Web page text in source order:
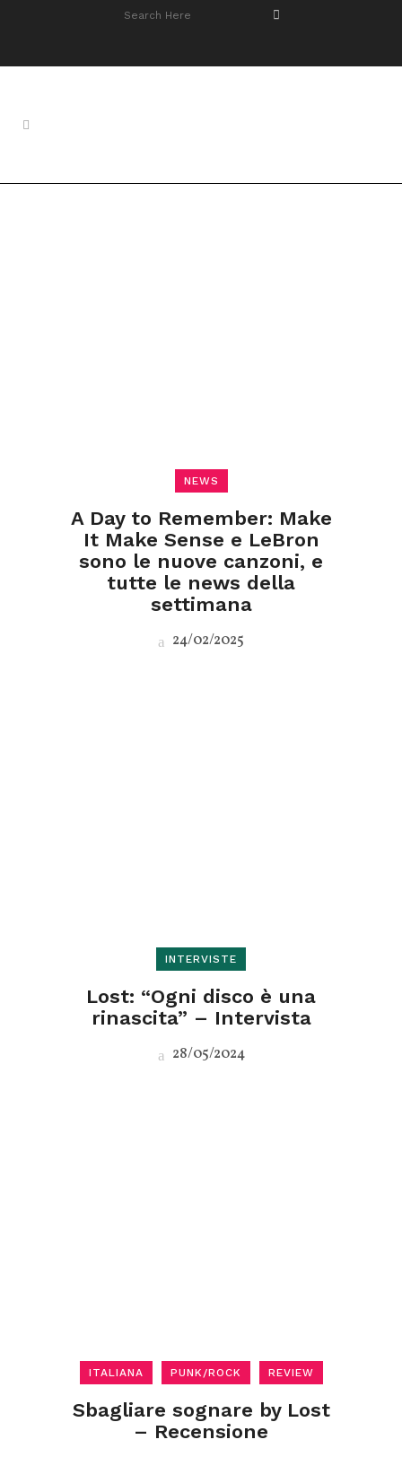
NEWS
A Day to Remember: Make
It Make Sense e LeBron
sono le nuove canzoni, e
tutte le news della
settimana
24/02/2025
INTERVISTE
Lost: “Ogni disco è una
rinascita” – Intervista
28/05/2024
ITALIANA PUNK/ROCK REVIEW
Sbagliare sognare by Lost
– Recensione